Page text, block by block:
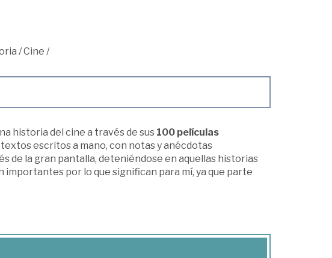
/Cine /
historia del cine a través de sus 100 películas
escritos a mano, con notas y anécdotas
de la gran pantalla, deteniéndose en aquellas historias
por lo que significan para mí, ya que parte